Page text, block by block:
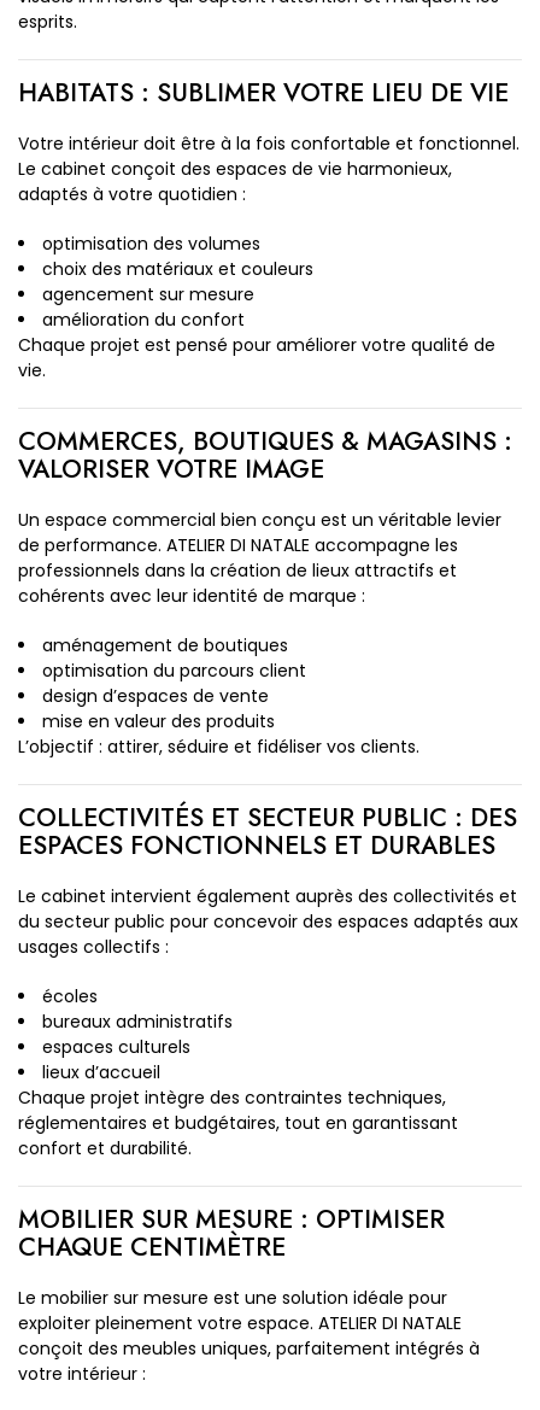
esprits.
HABITATS : SUBLIMER VOTRE LIEU DE VIE
Votre intérieur doit être à la fois confortable et fonctionnel.
Le cabinet conçoit des espaces de vie harmonieux,
adaptés à votre quotidien :
optimisation des volumes
choix des matériaux et couleurs
agencement sur mesure
amélioration du confort
Chaque projet est pensé pour améliorer votre qualité de
vie.
COMMERCES, BOUTIQUES & MAGASINS :
VALORISER VOTRE IMAGE
Un espace commercial bien conçu est un véritable levier
de performance. ATELIER DI NATALE accompagne les
professionnels dans la création de lieux attractifs et
cohérents avec leur identité de marque :
aménagement de boutiques
optimisation du parcours client
design d’espaces de vente
mise en valeur des produits
L’objectif : attirer, séduire et fidéliser vos clients.
COLLECTIVITÉS ET SECTEUR PUBLIC : DES
ESPACES FONCTIONNELS ET DURABLES
Le cabinet intervient également auprès des collectivités et
du secteur public pour concevoir des espaces adaptés aux
usages collectifs :
écoles
bureaux administratifs
espaces culturels
lieux d’accueil
Chaque projet intègre des contraintes techniques,
réglementaires et budgétaires, tout en garantissant
confort et durabilité.
MOBILIER SUR MESURE : OPTIMISER
CHAQUE CENTIMÈTRE
Le mobilier sur mesure est une solution idéale pour
exploiter pleinement votre espace. ATELIER DI NATALE
conçoit des meubles uniques, parfaitement intégrés à
votre intérieur :